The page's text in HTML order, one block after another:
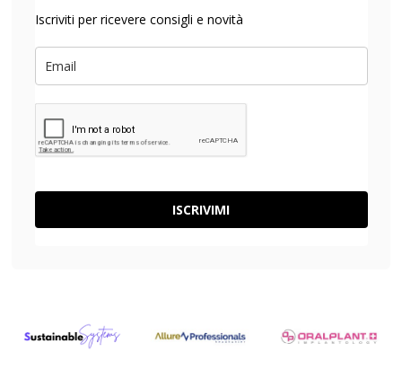
Iscriviti per ricevere consigli e novità
ISCRIVIMI